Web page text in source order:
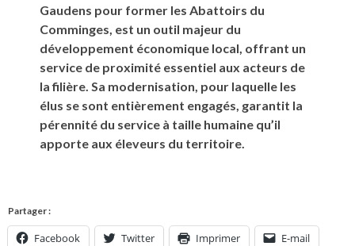
Gaudens pour former les Abattoirs du
Comminges, est un outil majeur du
développement économique local, offrant un
service de proximité essentiel aux acteurs de
la filière. Sa modernisation, pour laquelle les
élus se sont entièrement engagés, garantit la
pérennité du service à taille humaine qu’il
apporte aux éleveurs du territoire.
Partager :
Facebook Twitter Imprimer E-mail